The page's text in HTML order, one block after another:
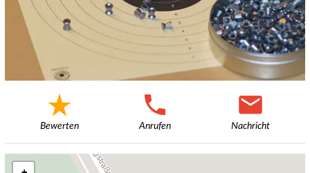
Bewerten Anrufen Nachricht